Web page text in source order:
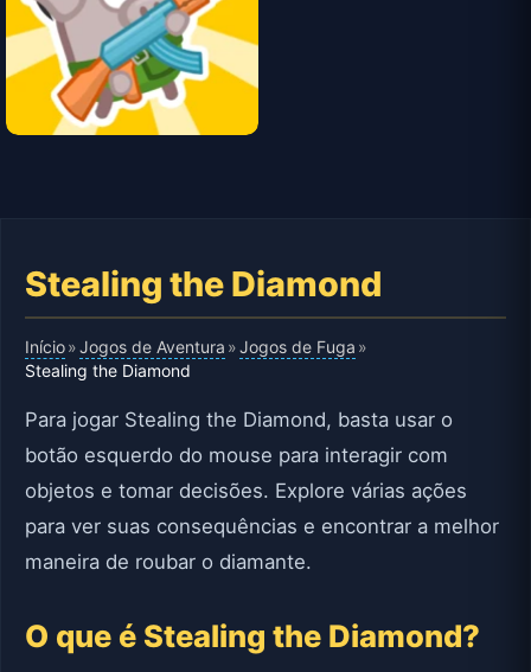
Stealing the Diamond
Início»Jogos de Aventura »Jogos de Fuga »
Stealing the Diamond
Para jogar Stealing the Diamond, basta usar o
botão esquerdo do mouse para interagir com
objetos e tomar decisões. Explore várias ações
para ver suas consequências e encontrar a melhor
maneira de roubar o diamante.
O que é Stealing the Diamond?